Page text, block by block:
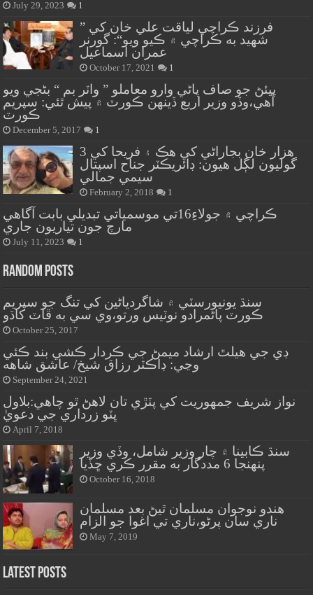
July 29, 2023 1
” فرزند ڪراچي لياقت علي خان کي
شهيد به ڪراچي ۾ ڪيو ويو“: گورنر
عمران اسماعيل
October 17, 2021 1
پيئڻ جو صاف پاڻي وارو معاملو ” واٽر بم “ بڻجي ويو
آهي،وڏو وزير اربع ڏينهن ڪورٽ ۾ پيش ٿئي: سپريم
ڪورٽ
December 5, 2017 1
هزار خان بجاراڻي کي هڪ ۽ فريحا کي 3
گوليون لڳل هيون: ڊائريڪٽر جناح اسپتال
سيمي جمالي
February 2, 2018 1
ڪراچي ۾ جولاءِ16تي موسمياتي تبديلي بابت آگاهي
مارچ جون تياريون جاري
July 11, 2023 1
Random Posts
سنڌ يونيورسٽي ۾ شاگردياڻين کي تنگ جو سپريم
ڪورٽ پاڻمرادو نوٽيس ورتو،وي سي به ڦاٽ کاڌو
October 25, 2017
ڊي جي هيلٿ ارشاد ميمڻ جي ڪردار ڪشي بند ڪئي
وڃي: ڊاڪٽر رزاق شيخ/ عاشق شاهه
September 24, 2021
نواز شريف جمهوريت کي پٽڙي تان لاهڻ ٿو چاهي:بلاول
ڀٽو زرداري جي دعويٰ
April 7, 2018
سنڌ ڪابينا ۾ چار وزير شامل، وڏي وزير
پنهنجا 6 مددگار به مقرر ڪري ڇڏيا
October 16, 2018
هندو نوجوان مسلمان ٿيڻ بعد مسلمان
ناري سان پرڻو،ناري تي اغوا جو الزام
May 7, 2019
Latest Posts